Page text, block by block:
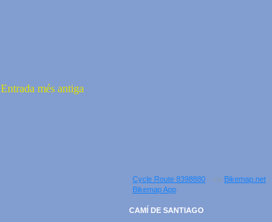
Entrada més antiga
Cycle Route 8398880 - via Bikemap.net -
Bikemap App
CAMÍ DE SANTIAGO